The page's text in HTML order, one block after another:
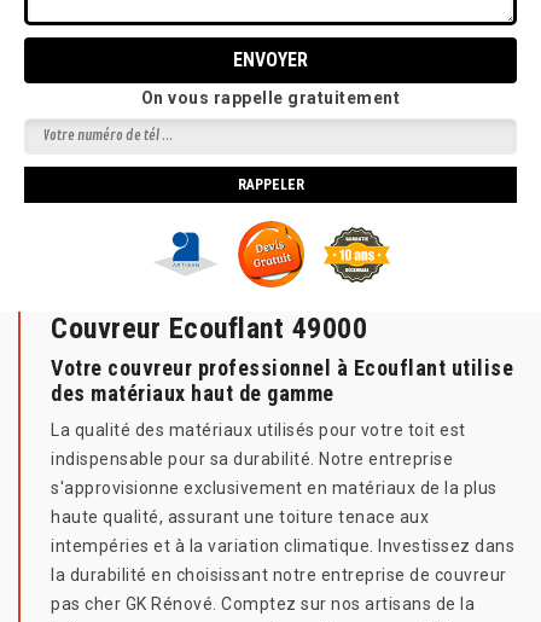
On vous rappelle gratuitement
Couvreur Ecouflant 49000
Votre couvreur professionnel à Ecouflant utilise
des matériaux haut de gamme
La qualité des matériaux utilisés pour votre toit est
indispensable pour sa durabilité. Notre entreprise
s'approvisionne exclusivement en matériaux de la plus
haute qualité, assurant une toiture tenace aux
intempéries et à la variation climatique. Investissez dans
la durabilité en choisissant notre entreprise de couvreur
pas cher GK Rénové. Comptez sur nos artisans de la